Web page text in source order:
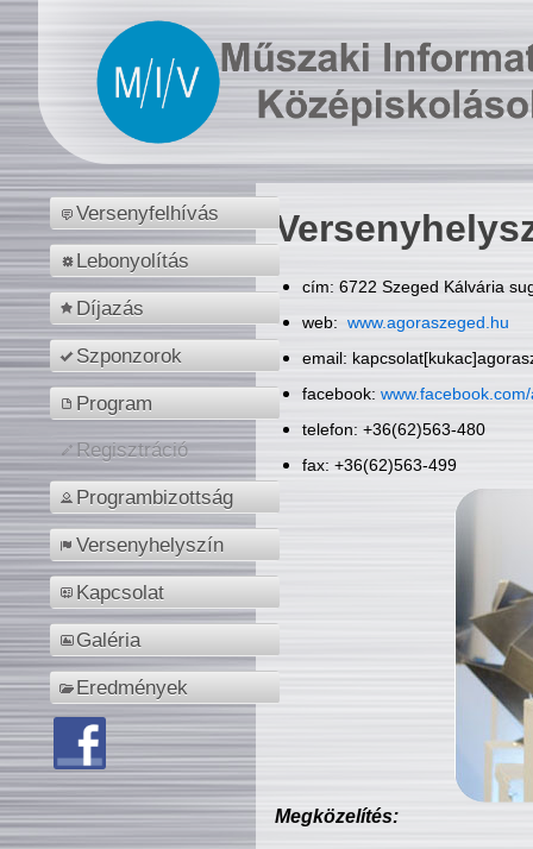
Versenyfelhívás
Lebonyolítás
Díjazás
Szponzorok
Program
Regisztráció
Programbizottság
Versenyhelyszín
Kapcsolat
Galéria
Eredmények
cím: 6722 Szeged Kálvária
web: www.agoraszeged.hu
email:
facebook:
telefon: +36(62)563-480
fax: +36(62)563-499
Megközelítés: